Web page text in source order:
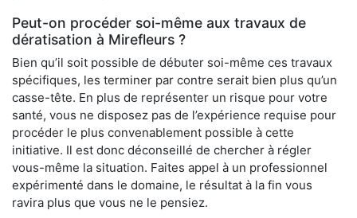
Peut-on procéder soi-même aux travaux de
dératisation à Mirefleurs ?
Bien qu’il soit possible de débuter soi-même ces travaux
spécifiques, les terminer par contre serait bien plus qu’un
casse-tête. En plus de représenter un risque pour votre
santé, vous ne disposez pas de l’expérience requise pour
procéder le plus convenablement possible à cette
initiative. Il est donc déconseillé de chercher à régler
vous-même la situation. Faites appel à un professionnel
expérimenté dans le domaine, le résultat à la fin vous
ravira plus que vous ne le pensiez.